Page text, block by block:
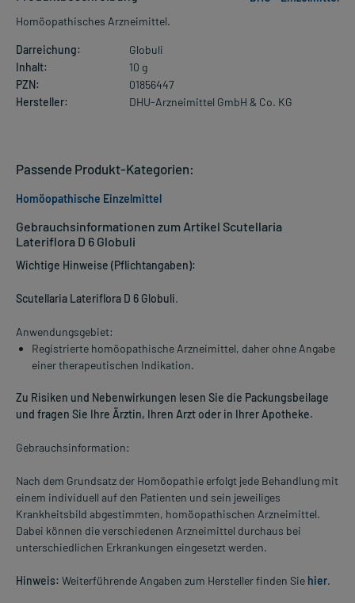
Homöopathisches Arzneimittel.
Darreichung:
Globuli
Inhalt:
10 g
PZN:
01856447
Hersteller:
DHU-Arzneimittel GmbH & Co. KG
Gebrauchsinformationen zum Artikel Scutellaria
Lateriflora D 6 Globuli
Wichtige Hinweise (Pflichtangaben):
Scutellaria Lateriflora D 6 Globuli.
Anwendungsgebiet:
Registrierte homöopathische Arzneimittel, daher ohne Angabe
einer therapeutischen Indikation.
Zu Risiken und Nebenwirkungen lesen Sie die Packungsbeilage
und fragen Sie Ihre Ärztin, Ihren Arzt oder in Ihrer Apotheke.
Gebrauchsinformation:
Nach dem Grundsatz der Homöopathie erfolgt jede Behandlung mit
einem individuell auf den Patienten und sein jeweiliges
Krankheitsbild abgestimmten, homöopathischen Arzneimittel.
Dabei können die verschiedenen Arzneimittel durchaus bei
unterschiedlichen Erkrankungen eingesetzt werden.
Hinweis: Weiterführende Angaben zum Hersteller finden Sie hier.
Passende Produkt-Kategorien:
Homöopathische Einzelmittel